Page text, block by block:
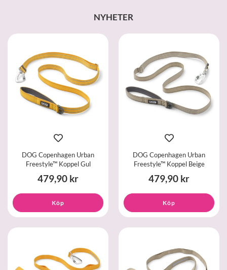
NYHETER
DOG Copenhagen Urban
Freestyle™ Koppel Gul
479,90 kr
Köp
DOG Copenhagen Urban
Freestyle™ Koppel Beige
479,90 kr
Köp